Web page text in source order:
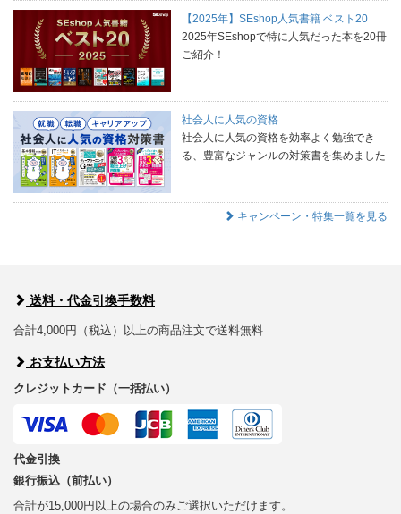
【2025年】SEshop人気書籍 ベスト20
2025年SEshopで特に人気だった本を20冊
ご紹介！
社会人に人気の資格
社会人に人気の資格を効率よく勉強でき
る、豊富なジャンルの対策書を集めました
キャンペーン・特集一覧を見る
送料・代金引換手数料
合計4,000円（税込）以上の商品注文で送料無料
お支払い方法
クレジットカード（一括払い）
代金引換
銀行振込（前払い）
合計が15,000円以上の場合のみご選択いただけます。